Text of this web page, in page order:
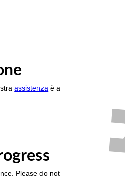
assistenza è a
Please do not